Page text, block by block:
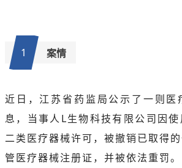
1 案情
近日，江苏省药监局公示了一则医
息，当事人L生物科技有限公司因
二类医疗器械许可，被撤销已取得
管医疗器械注册证，并被依法重罚。